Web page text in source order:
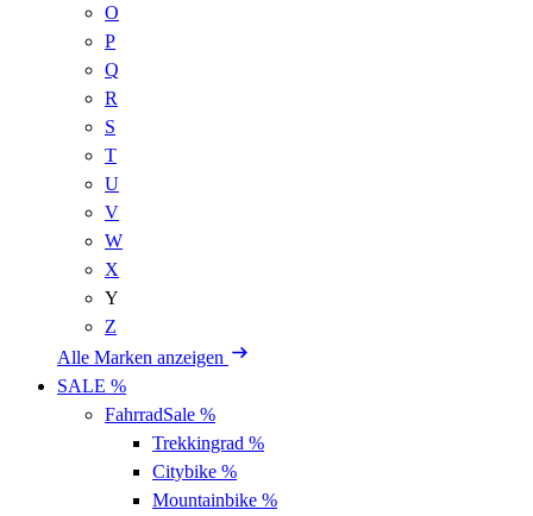
O
P
Q
R
S
T
U
V
W
X
Y
Z
Alle Marken anzeigen
SALE %
FahrradSale %
Trekkingrad %
Citybike %
Mountainbike %